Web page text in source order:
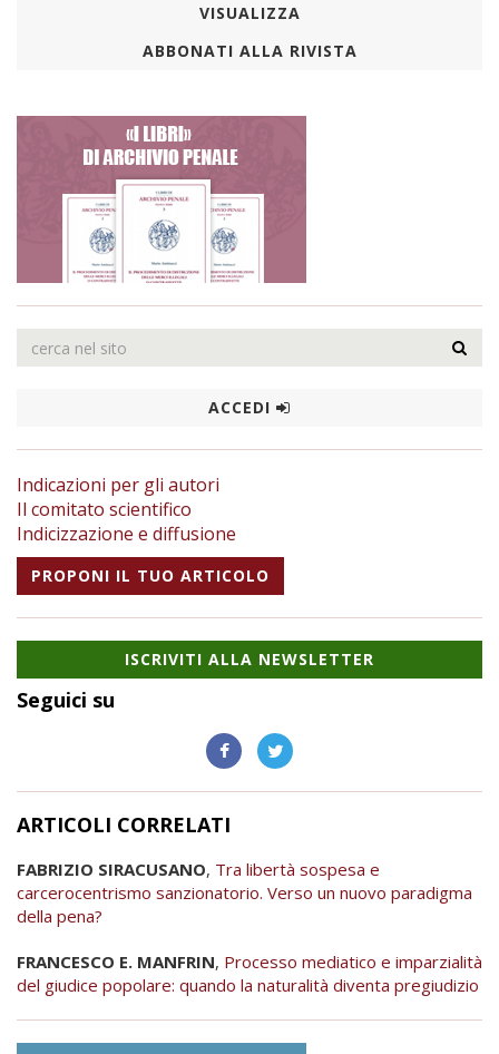
VISUALIZZA
ABBONATI ALLA RIVISTA
ACCEDI
Indicazioni per gli autori
Il comitato scientifico
Indicizzazione e diffusione
PROPONI IL TUO ARTICOLO
ISCRIVITI ALLA NEWSLETTER
Seguici su
ARTICOLI CORRELATI
FABRIZIO SIRACUSANO, Tra libertà sospesa e
carcerocentrismo sanzionatorio. Verso un nuovo paradigma
della pena?
FRANCESCO E. MANFRIN, Processo mediatico e imparzialità
del giudice popolare: quando la naturalità diventa pregiudizio